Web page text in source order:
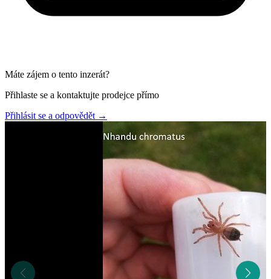
Máte zájem o tento inzerát?
Přihlaste se a kontaktujte prodejce přímo
Přihlásit se a odpovědět →